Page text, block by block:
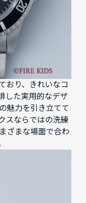
おり、きれいなコ
した実用的なデザ
魅力を引き立てて
スならではの洗練
ざまな場面で合わ